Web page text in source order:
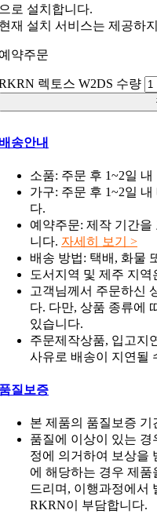
로 설치합니다.
재 설치 서비스는 제공하
약주문
렉토스 W2DS 수량
송안내
소품: 주문 후 1~2일
가구: 주문 후 1~2일
다.
예약주문: 제작 기간을
니다. 자세히 보기 >
배송 방법: 택배, 화물
도서지역 및 제주 지
고객님께서 주문하신
다. 다만, 상품 종류에
있습니다.
주문제작상품, 입고지
사유로 배송이 지연될
질보증
본 제품의 품질보증
품질에 이상이 있는
정에 의거하여 보상을
에 해당하는 경우 제
드리며, 이행과정에서
RKRN이 부담합니다.